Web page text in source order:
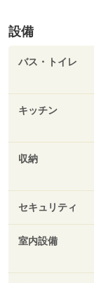
設備
バス・トイレ
キッチン
収納
セキュリティ
室内設備